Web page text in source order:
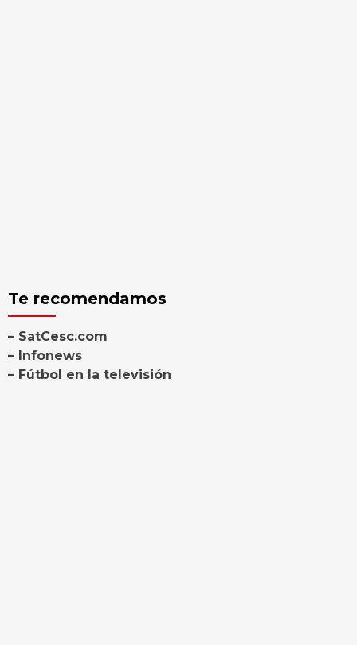
Te recomendamos
– SatCesc.com
– Infonews
– Fútbol en la televisión